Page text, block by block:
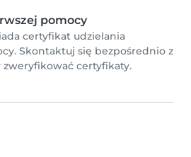
pomocy
certyfikat udzielania
Skontaktuj się bezpośrednio z
zweryfikować certyfikaty.